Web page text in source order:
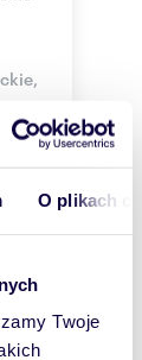
O plikach
Twoje